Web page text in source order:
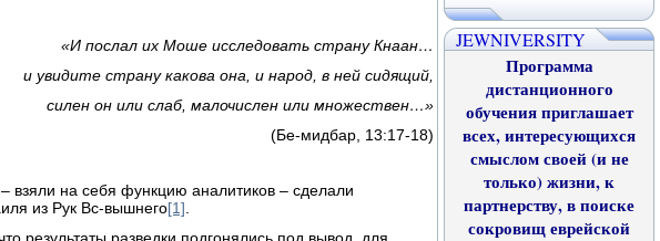
«И послал их Моше исследовать страну Кнаан…
и увидите страну какова она, и народ, в ней сидящий,
силен он или слаб, малочислен или множествен…»
(Бе-мидбар, 13:17-18)
взяли на себя функцию аналитиков – сделали
из Рук Вс-вышнего[1]
JEWNIVERSITY
Программа
дистанционного
обучения приглашает
всех, интересующихся
смыслом своей (и не
только) жизни, к
партнерству, в поиске
сокровищ еврейской